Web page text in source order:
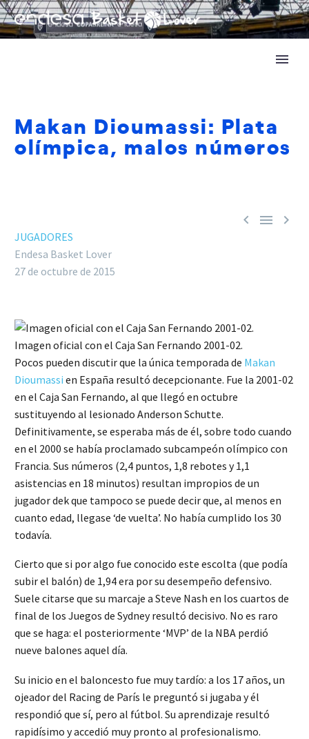
Makan Dioumassi: Plata
olímpica, malos números
  
JUGADORES
Endesa Basket Lover
27 de octubre de 2015
Imagen oficial con el Caja San Fernando 2001-02.
Pocos pueden discutir que la única temporada de Makan
Dioumassi en España resultó decepcionante. Fue la 2001-02
en el Caja San Fernando, al que llegó en octubre
sustituyendo al lesionado Anderson Schutte.
Definitivamente, se esperaba más de él, sobre todo cuando
en el 2000 se había proclamado subcampeón olímpico con
Francia. Sus números (2,4 puntos, 1,8 rebotes y 1,1
asistencias en 18 minutos) resultan impropios de un
jugador dek que tampoco se puede decir que, al menos en
cuanto edad, llegase ‘de vuelta’. No había cumplido los 30
todavía.
Cierto que si por algo fue conocido este escolta (que podía
subir el balón) de 1,94 era por su desempeño defensivo.
Suele citarse que su marcaje a Steve Nash en los cuartos de
final de los Juegos de Sydney resultó decisivo. No es raro
que se haga: el posteriormente ‘MVP’ de la NBA perdió
nueve balones aquel día.
Su inicio en el baloncesto fue muy tardío: a los 17 años, un
ojeador del Racing de París le preguntó si jugaba y él
respondió que sí, pero al fútbol. Su aprendizaje resultó
rapidísimo y accedió muy pronto al profesionalismo.